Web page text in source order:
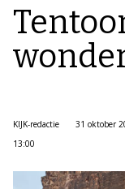
KIJK-redactie
31 oktober
13:00